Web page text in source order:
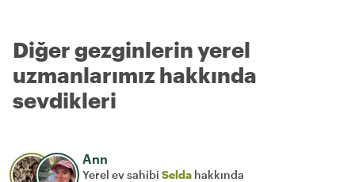
Diğer gezginlerin yerel
uzmanlarımız hakkında
sevdikleri
Ann
Yerel ev sahibi Selda hakkında